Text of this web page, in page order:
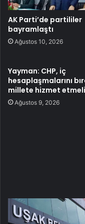
AK Parti’de partililer
bayramlaştı
Ağustos 10, 2026
Yayman: CHP, iç
hesaplaşmalarını
millete hizmet etmeli
Ağustos 9, 2026